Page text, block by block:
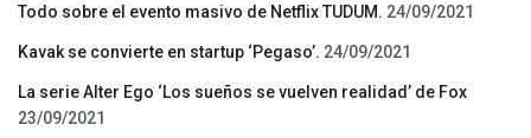
Todo sobre el evento masivo de Netflix TUDUM. 24/09/2021
Kavak se convierte en startup ‘Pegaso’. 24/09/2021
La serie Alter Ego ‘Los sueños se vuelven realidad’ de Fox
23/09/2021